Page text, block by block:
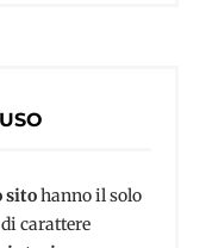
sitohanno il solo
carattere